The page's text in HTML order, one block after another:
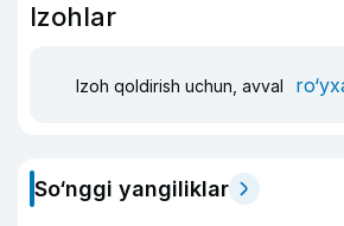
Izohlar
Izoh qoldirish uchun, avval
So‘nggi yangiliklar